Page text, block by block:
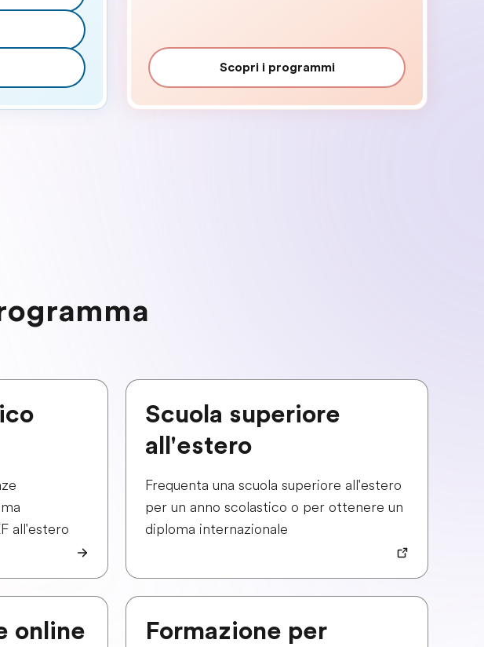
Scopri i programmi
all'estero
Scuola superiore
all'estero
Frequenta una scuola superiore all'estero
per un anno scolastico o per ottenere un
diploma internazionale
online
Formazione per